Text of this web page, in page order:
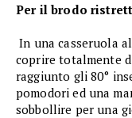
Per il brodo
In una casseruola
coprire totalmente
raggiunto gli 80°
pomodori ed una
sobbollire per una